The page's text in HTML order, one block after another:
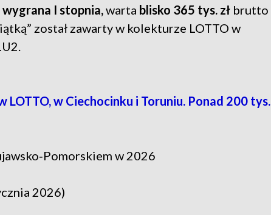
I stopnia,warta blisko 365 tys. zł brutto
został zawarty w kolekturze LOTTO w
LOTTO, w Ciechocinku i Toruniu. Ponad 200 tys.
w 2026
2026)